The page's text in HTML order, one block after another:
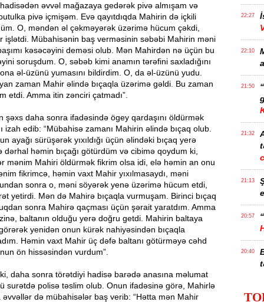
əvvəl mağazaya gedərək pivə almışam və
pivə içmişəm. Evə qayıtdıqda Mahirin də içkili
O, məndən əl çəkməyərək üzərimə hücum çəkdi,
işlətdi. Mübahisənin baş verməsinin səbəbi Mahirin məni
kəsəcəyini deməsi olub. Mən Mahirdən nə üçün bu
soruşdum. O, səbəb kimi anamın tərəfini saxladığını
əl-üzünü yumasını bildirdim. O, da əl-üzünü yudu.
zaman Mahir əlində bıçaqla üzərimə gəldi. Bu zaman
etdi. Amma itin zənciri çatmadı”.
şəxs daha sonra ifadəsində ögey qardaşını öldürmək
izah edib: “Mübahisə zamanı Mahirin əlində bıçaq olub.
ayağı sürüşərək yıxıldığı üçün əlindəki bıçaq yerə
dərhal həmin bıçağı götürdüm və cibimə qoydum ki,
mənim Mahiri öldürmək fikrim olsa idi, elə həmin an onu
fikrimcə, həmin vaxt Mahir yıxılmasaydı, məni
sonra o, məni söyərək yenə üzərimə hücum etdi,
yetirdi. Mən də Mahirə bıçaqla vurmuşam. Birinci bıçaq
sonra Mahirə qaçması üçün şərait yaratdım. Amma
baltanın olduğu yerə doğru getdi. Mahirin baltaya
yenidən onun kürək nahiyəsindən bıçaqla
Həmin vaxt Mahir üç dəfə baltanı götürməyə cəhd
ön hissəsindən vurdum”.
daha sonra törətdiyi hadisə barədə anasına məlumat
surətdə polisə təslim olub. Onun ifadəsinə görə, Mahirlə
əvvəllər də mübahisələr baş verib: “Hətta mən Mahir
22:27
22:10
21:50
21:32
21:13
20:57
20:40